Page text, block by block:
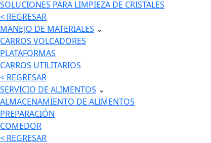
SOLUCIONES PARA LIMPIEZA DE CRISTALES
< REGRESAR
MANEJO DE MATERIALES ⌄
CARROS VOLCADORES
PLATAFORMAS
CARROS UTILITARIOS
< REGRESAR
SERVICIO DE ALIMENTOS ⌄
ALMACENAMIENTO DE ALIMENTOS
PREPARACIÓN
COMEDOR
< REGRESAR